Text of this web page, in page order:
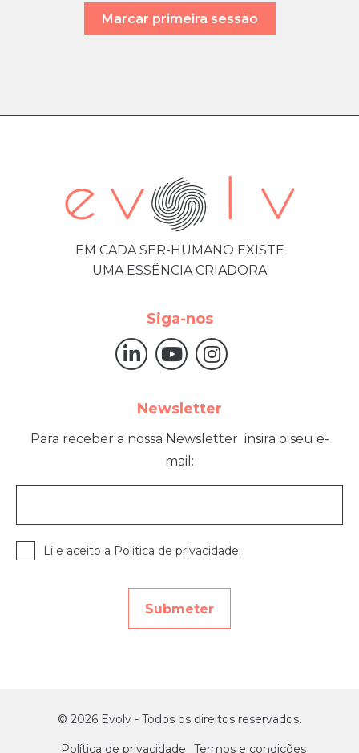
Marcar primeira sessão
EM CADA SER-HUMANO EXISTE
UMA ESSÊNCIA CRIADORA
Siga-nos
Newsletter
Para receber a nossa Newsletter insira o seu e-
mail:
Li e aceito a Politica de privacidade.
© 2026 Evolv - Todos os direitos reservados.
Política de privacidade Termos e condições